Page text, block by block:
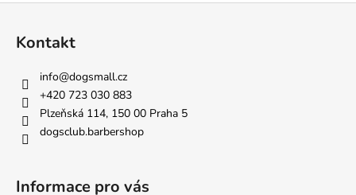
Kontakt
info@dogsmall.cz
+420 723 030 883
Plzeňská 114, 150 00 Praha 5
dogsclub.barbershop
Informace pro vás